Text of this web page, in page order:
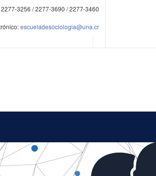
3256 / 2277-3690 / 2277-3460
escueladesociologia@una.cr